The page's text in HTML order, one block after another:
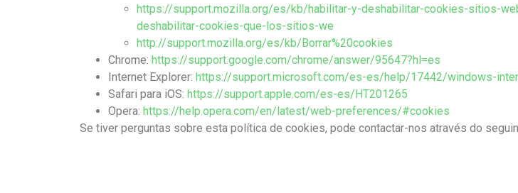
https://support.mozilla.org/es/kb/habilitar-y-deshabilitar-cookies-sitios-
deshabilitar-cookies-que-los-sitios-we
http://support.mozilla.org/es/kb/Borrar%20cookies
Chrome: https://support.google.com/chrome/answer/95647?hl=es
Internet Explorer: https://support.microsoft.com/es-es/help/17442/windows-
Safari para iOS: https://support.apple.com/es-es/HT201265
Opera: https://help.opera.com/en/latest/web-preferences/#cookies
Se tiver perguntas sobre esta política de cookies, pode contactar-nos através do